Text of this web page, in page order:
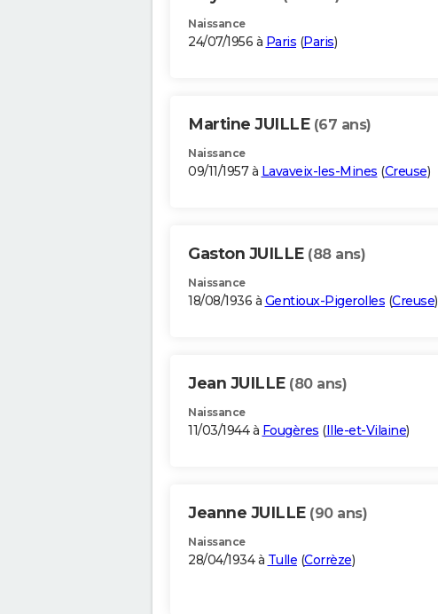
Naissance
24/07/1956 à Paris (Paris)
Martine JUILLE (67 ans)
Naissance
09/11/1957 à Lavaveix-les-Mines (Creuse)
Gaston JUILLE (88 ans)
Naissance
18/08/1936 à Gentioux-Pigerolles (Creuse)
Jean JUILLE (80 ans)
Naissance
11/03/1944 à Fougères (Ille-et-Vilaine)
Jeanne JUILLE (90 ans)
Naissance
28/04/1934 à Tulle (Corrèze)